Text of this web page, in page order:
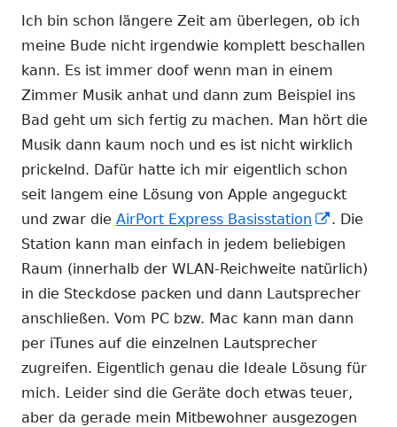
Ich bin schon längere Zeit am überlegen, ob ich
meine Bude nicht irgendwie komplett beschallen
kann. Es ist immer doof wenn man in einem
Zimmer Musik anhat und dann zum Beispiel ins
Bad geht um sich fertig zu machen. Man hört die
Musik dann kaum noch und es ist nicht wirklich
prickelnd. Dafür hatte ich mir eigentlich schon
seit langem eine Lösung von Apple angeguckt
und zwar die AirPort Express Basisstation
In
neuem
Fenster
öffnen
. Die
Station kann man einfach in jedem beliebigen
Raum (innerhalb der WLAN-Reichweite natürlich)
in die Steckdose packen und dann Lautsprecher
anschließen. Vom PC bzw. Mac kann man dann
per iTunes auf die einzelnen Lautsprecher
zugreifen. Eigentlich genau die Ideale Lösung für
mich. Leider sind die Geräte doch etwas teuer,
aber da gerade mein Mitbewohner ausgezogen